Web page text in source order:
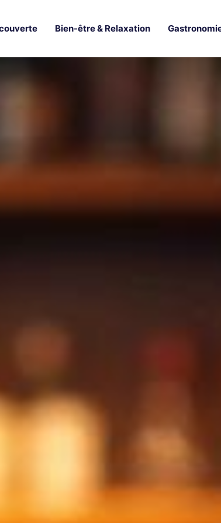
Bien-être & Relaxation